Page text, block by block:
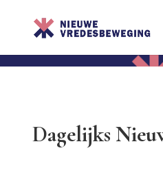
Dagelijks